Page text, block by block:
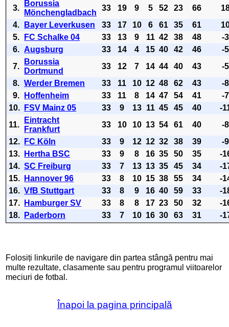
3.
Borussia
Mönchengladbach
33 19 9 5 52 23 66
4.
Bayer Leverkusen 33 17 10 6 61 35 61
5.
FC Schalke 04 33 13 9 11 42 38 48
-3
6. Augsburg 33 14 4 15 40 42 46
-5
7.
Borussia
Dortmund
33 12 7 14 44 40 43
-5
8. Werder Bremen 33 11 10 12 48 62 43
-8
9.
Hoffenheim 33 11 8 14 47 54 41
-7
10.
FSV Mainz 05 33 9 13 11 45 45 40
-
11.
Eintracht
Frankfurt
33 10 10 13 54 61 40
-8
12.
FC Köln 33 9 12 12 32 38 39
-9
13.
Hertha BSC 33 9 8 16 35 50 35
-
14. SC Freiburg 33 7 13 13 35 45 34
-
15.
Hannover 96 33 8 10 15 38 55 34
-
16. VfB Stuttgart 33 8 9 16 40 59 33
-
17.
Hamburger SV 33 8 8 17 23 50 32
-
18.
Paderborn 33 7 10 16 30 63 31 -
Folosiți linkurile de navigare din partea stângă pentru mai
multe rezultate, clasamente sau pentru programul viitoarelor
meciuri de fotbal.
Înapoi la pagina principală